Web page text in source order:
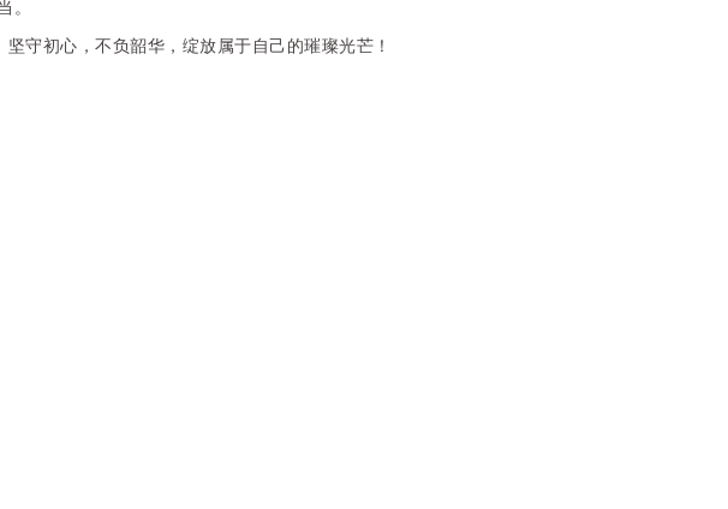
。
守初心，不负韶华，绽放属于自己的璀璨光芒！